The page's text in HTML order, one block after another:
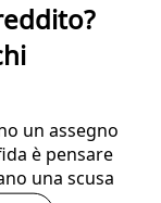
un assegno
è pensare
una scusa